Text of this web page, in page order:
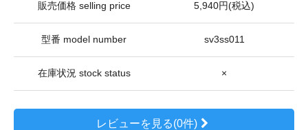
販売価格 selling price 5,940円(税込)
型番 model number sv3ss011
在庫状況 stock status ×
レビューを見る(0件)